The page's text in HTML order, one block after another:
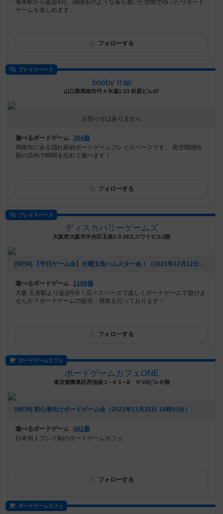
塚本駅から徒歩4分。純喫茶のような落ち着いた空間でゆったりボード
ゲームを楽しめます。
フォローする
プレイスペース
booby trap
山口県周南市代々木通1-23 松原ビル1F
お知らせはありません
遊べるボードゲーム 394個
周南市にある隠れ家的ボードゲームプレイスペースです。 異空間感炸
裂の店内で時間を忘れて遊べます！
フォローする
プレイスペース
ディスカバリーゲームズ
大阪府大阪市中央区玉造1-3-28エスワイビル1階
[NEW] 【平日ゲーム会】火曜玉造ハムスター会！（2021年12月12日 15時29分）
遊べるボードゲーム
1188個
大阪 玉造駅より徒歩5分！広々スペースで楽しくボードゲームで遊びま
せんか？ボードゲームの販売・買取も行っております！
フォローする
ボードゲームカフェ
ボードゲームカフェONE
東京都豊島区西池袋１−４１−８ K'sⅡビル６階
[NEW] 初心者向けボードゲーム会（2021年11月25日 14時10分）
遊べるボードゲーム 482個
日本初１プレイ制のボードゲームカフェ
フォローする
ボードゲームカフェ